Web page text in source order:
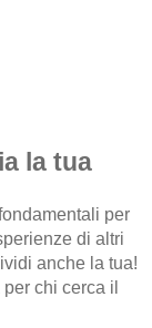
la tua
per
di altri
anche la tua!
chi cerca il